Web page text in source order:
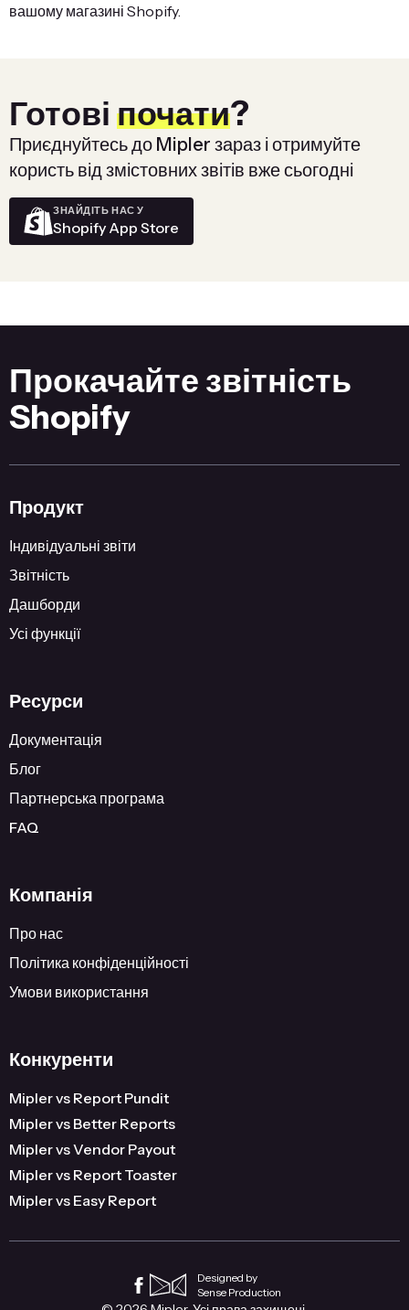
вашому магазині Shopify.
Готові почати?
Приєднуйтесь до Mipler зараз і отримуйте
користь від змістовних звітів вже сьогодні
ЗНАЙДІТЬ НАС У
Shopify App Store
Прокачайте звітність
Shopify
Продукт
Індивідуальні звіти
Звітність
Дашборди
Усі функції
Ресурси
Документація
Блог
Партнерська програма
FAQ
Компанія
Про нас
Політика конфіденційності
Умови використання
Конкуренти
Mipler vs Report Pundit
Mipler vs Better Reports
Mipler vs Vendor Payout
Mipler vs Report Toaster
Mipler vs Easy Report
Designed by
Sense Production